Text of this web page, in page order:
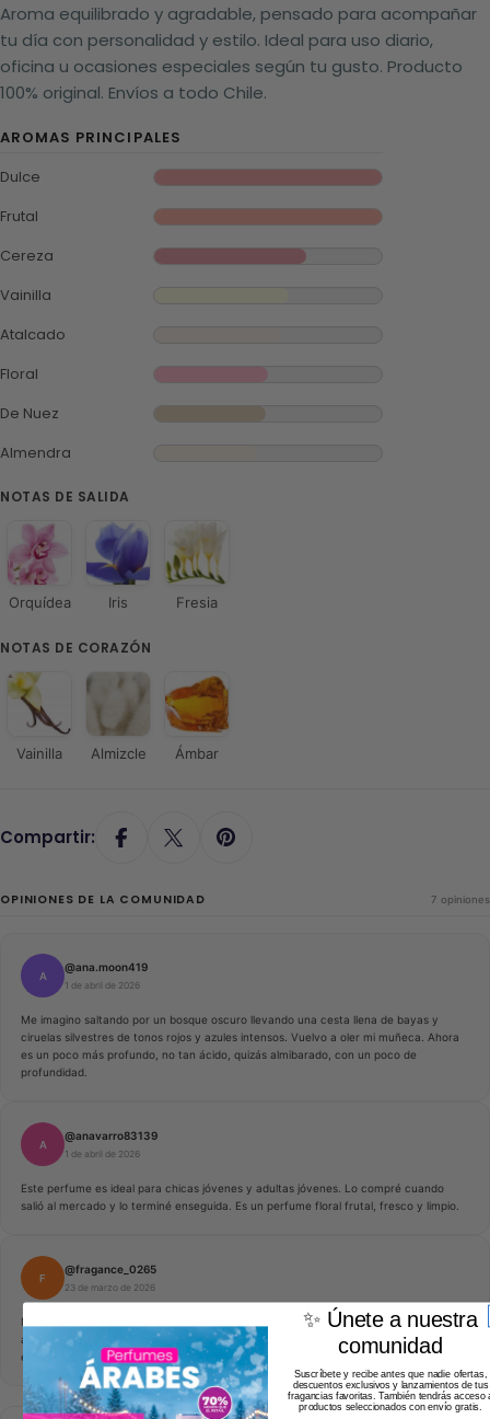
Aroma equilibrado y agradable, pensado para acompañar
tu día con personalidad y estilo. Ideal para uso diario,
oficina u ocasiones especiales según tu gusto. Producto
100% original. Envíos a todo Chile.
AROMAS PRINCIPALES
Dulce
Frutal
Cereza
Vainilla
Atalcado
Floral
De Nuez
Almendra
NOTAS DE SALIDA
Orquídea Iris Fresia
NOTAS DE CORAZÓN
Vainilla Almizcle Ámbar
Compartir:
OPINIONES DE LA COMUNIDAD 7 opiniones
A
@ana.moon419
1 de abril de 2026
Me imagino saltando por un bosque oscuro llevando una cesta llena de bayas y
ciruelas silvestres de tonos rojos y azules intensos. Vuelvo a oler mi muñeca. Ahora
es un poco más profundo, no tan ácido, quizás almibarado, con un poco de
profundidad.
A
@anavarro83139
1 de abril de 2026
Este perfume es ideal para chicas jóvenes y adultas jóvenes. Lo compré cuando
salió al mercado y lo terminé enseguida. Es un perfume floral frutal, fresco y limpio.
F
@fragance_0265
23 de marzo de 2026
No es mi favorito de ella, pero definitivamente está entre los 10 mejores. Lo prefiero
al original, que es demasiado dulce, aunque está bien. Este es más ponible. Me
encanta la grosella negra y que sea más oscuro que el original.
✨ Únete a nuestra
comunidad
Suscríbete y recibe antes que nadie ofertas,
descuentos exclusivos y lanzamientos de tus
fragancias favoritas. También tendrás acceso
productos seleccionados con envío gratis.